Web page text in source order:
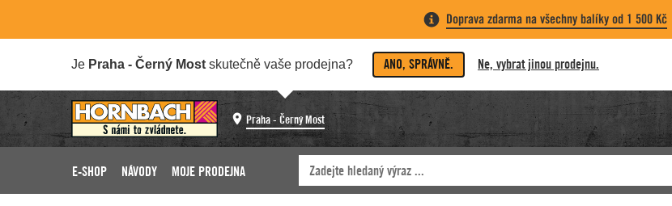
Doprava zdarma na všechny balíky od 1 500 Kč
Je Praha - Černý Most skutečně vaše prodejna? ANO, SPRÁVNĚ. Ne, vybrat jinou prodejnu.
Praha - Černý Most
E-SHOP NÁVODY MOJE PRODEJNA